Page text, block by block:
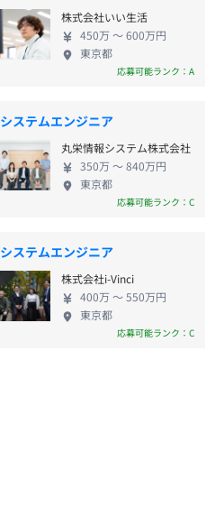
株式会社いい生活
450万 〜 600万円
東京都
応募可能ランク：A
システムエンジニア
丸栄情報システム株式会社
350万 〜 840万円
東京都
応募可能ランク：C
システムエンジニア
株式会社i-Vinci
400万 〜 550万円
東京都
応募可能ランク：C